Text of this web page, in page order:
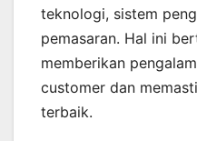
teknologi, sistem
pemasaran. Hal ini
memberikan
customer dan
terbaik.